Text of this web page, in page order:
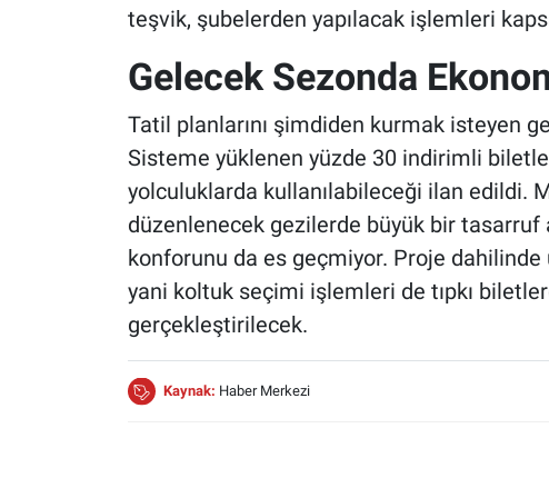
teşvik, şubelerden yapılacak işlemleri
Gelecek Sezonda
Tatil planlarını şimdiden kurmak isteyen
Sisteme yüklenen yüzde 30 indirimli
yolculuklarda kullanılabileceği ilan edildi.
düzenlenecek gezilerde büyük bir tasarruf
konforunu da es geçmiyor. Proje
yani koltuk seçimi işlemleri de tıpkı
gerçekleştirilecek.
Kaynak: Haber Merkezi